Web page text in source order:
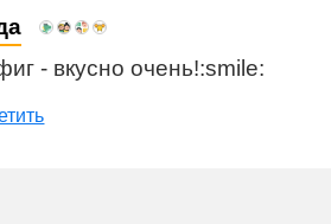
- вкусно очень!:smile: